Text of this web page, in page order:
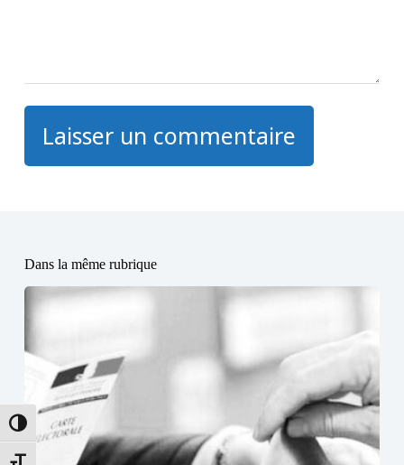
Passer en contraste élevé
Laisser un commentaire
Dans la même rubrique